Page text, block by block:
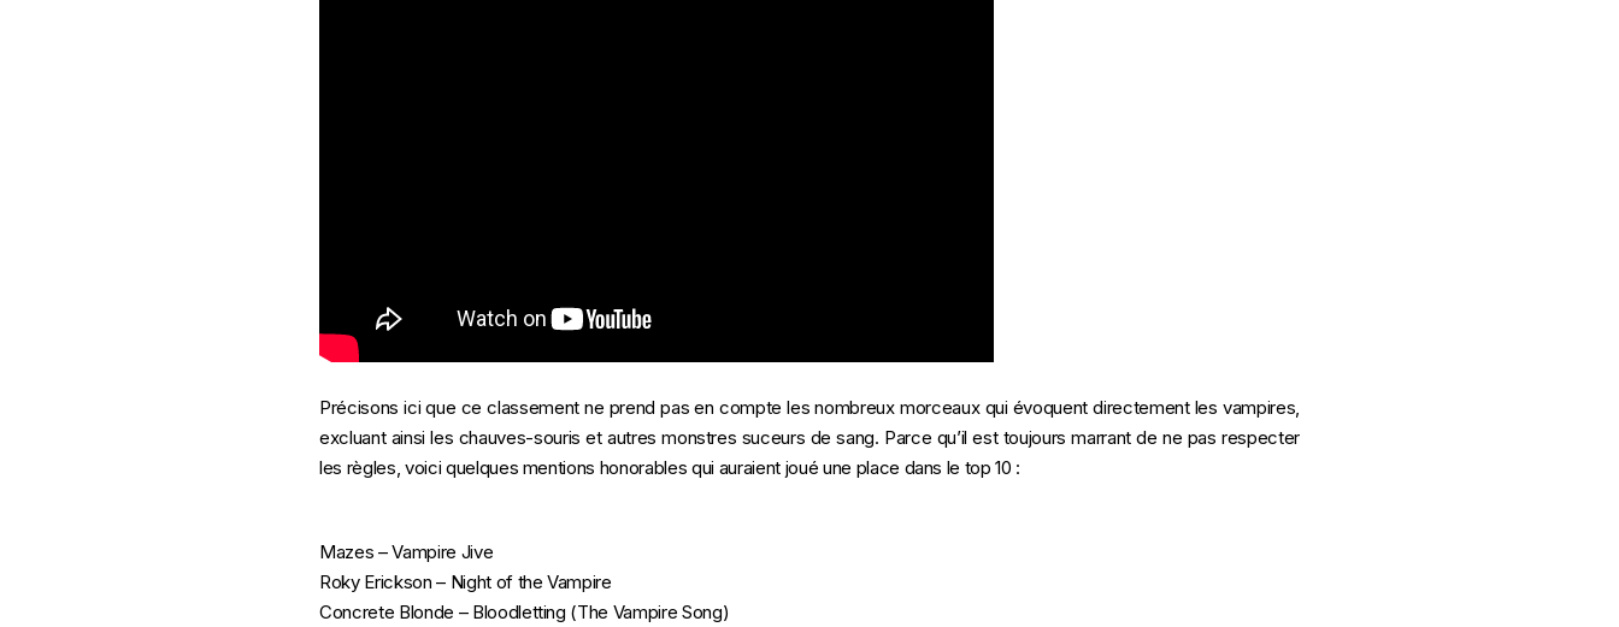
Précisons ici que ce classement ne prend pas en compte les nombreux morceaux qui évoquent directement les vampires,
excluant ainsi les chauves-souris et autres monstres suceurs de sang. Parce qu’il est toujours marrant de ne pas respecter
les règles, voici quelques mentions honorables qui auraient joué une place dans le top 10 :
Mazes – Vampire Jive
Roky Erickson – Night of the Vampire
Concrete Blonde – Bloodletting (The Vampire Song)